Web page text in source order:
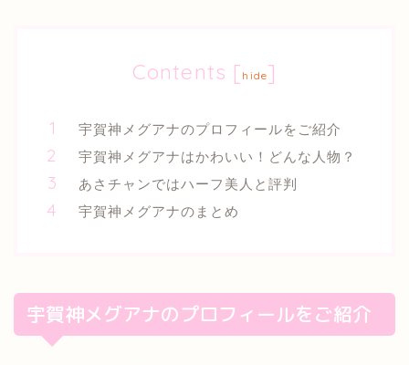
Contents [ hide]
宇賀神メグアナのプロフィールをご紹介
宇賀神メグアナはかわいい！どんな人物？
あさチャンではハーフ美人と評判
宇賀神メグアナのまとめ
宇賀神メグアナのプロフィールをご紹介